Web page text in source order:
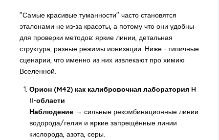
"Самые красивые туманности" часто становятся
эталонами не из-за красоты, а потому что они удобны
для проверки методов: яркие линии, детальная
структура, разные режимы ионизации. Ниже - типичные
сценарии, что именно из них извлекают про химию
Вселенной.
Орион (M42) как калибровочная лаборатория H
II-области
Наблюдение → сильные рекомбинационные линии
водорода/гелия и яркие запрещённые линии
кислорода, азота, серы.